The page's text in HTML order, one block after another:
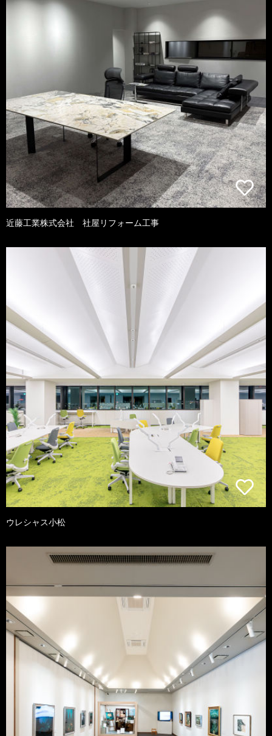
近藤工業株式会社 社屋リフォーム工事
ウレシャス小松